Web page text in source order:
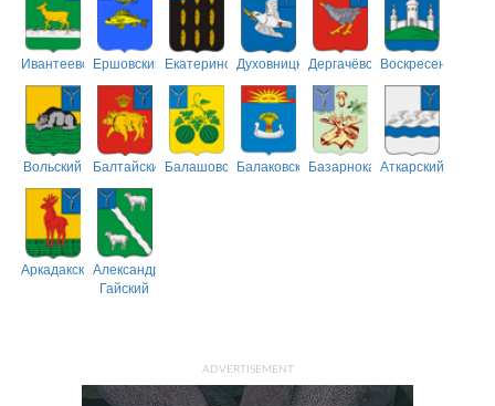
ИвантеевскийЕршовский ЕкатериновскийДуховницкийДергачёвскийВоскресенский
Вольский БалтайскийБалашовскийБалаковскийБазарнокарабулакский
Аткарский
АркадакскийАлександрово-
Гайский
ADVERTISEMENT